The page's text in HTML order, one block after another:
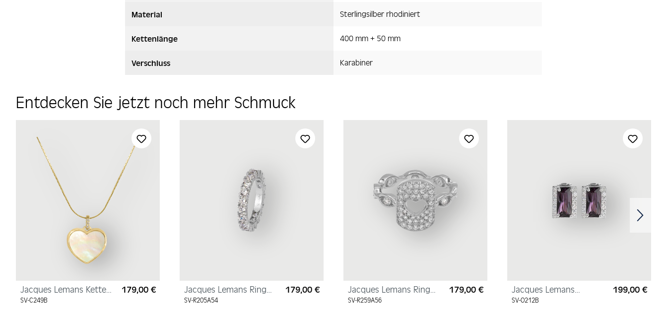
Material Sterlingsilber rhodiniert
Kettenlänge 400 mm + 50 mm
Verschluss Karabiner
Entdecken Sie jetzt noch mehr Schmuck
Jacques Lemans Kette
"Herz" Sterlingsilber
SV-C249B
Regulärer Preis:
179,00 €
Jacques Lemans Ring
Sterlingsilber mit
SV-R205A54
Regulärer Preis:
179,00 €
Jacques Lemans Ring
"Herz" Sterlingsilber mit
SV-R259A56
Regulärer Preis:
179,00 €
Jacques Lemans
Ohrstecker
SV-O212B
199,00 €